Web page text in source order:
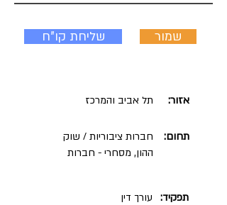
שליחת קו"ח שמור
תל אביב והמרכז אזור:
חברות ציבוריות / שוק
ההון, מסחרי - חברות
תחום:
עורך דין תפקיד: